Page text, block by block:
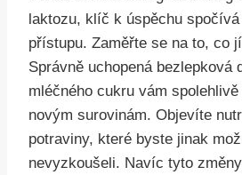
laktozu, klíč k úspěchu
přístupu. Zaměřte se na to, co
Správně uchopená bezlepková
mléčného cukru vám
novým surovinám. Objevíte
potraviny, které byste jinak
nevyzkoušeli. Navíc tyto